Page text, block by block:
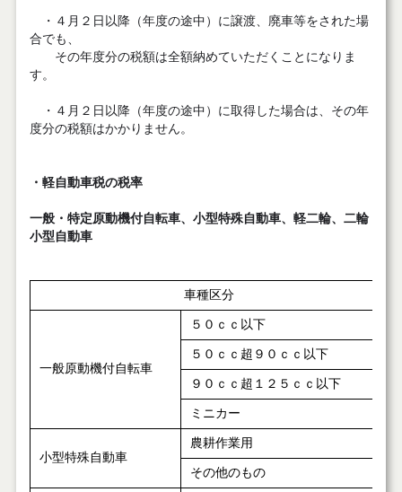
・４月２日以降（年度の途中）に譲渡、廃車等をされた場
合でも、
その年度分の税額は全額納めていただくことになりま
す。
・４月２日以降（年度の途中）に取得した場合は、その年
度分の税額はかかりません。
・軽自動車税の税率
一般・特定原動機付自転車、小型特殊自動車、軽二輪、二輪
小型自動車
車種区分
一般原動機付自転車
５０ｃｃ以下
５０ｃｃ超９０ｃｃ以下
９０ｃｃ超１２５ｃｃ以下
ミニカー
小型特殊自動車
農耕作業用
その他のもの